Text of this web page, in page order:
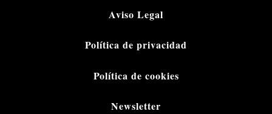
Aviso Legal
Política de privacidad
Política de cookies
Newsletter